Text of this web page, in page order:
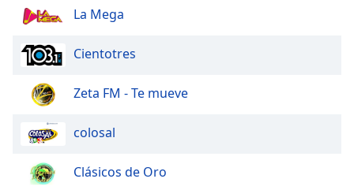
Opacity
La Mega
Cientotres
Zeta FM - Te mueve
colosal
Clásicos de Oro